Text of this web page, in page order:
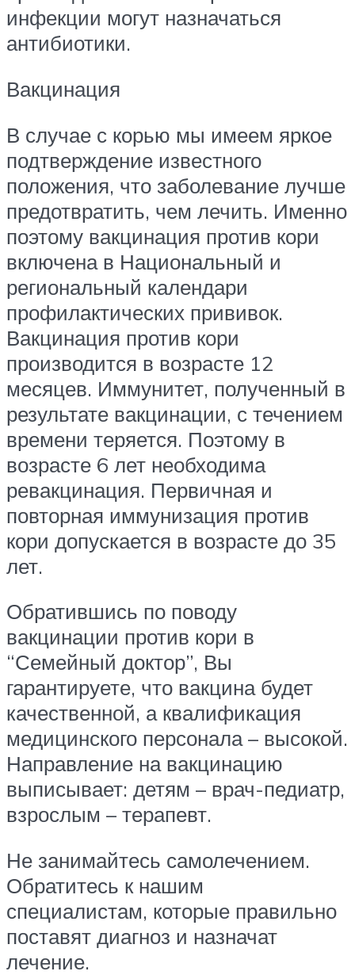
инфекции могут назначаться
антибиотики.
Вакцинация
В случае с корью мы имеем яркое
подтверждение известного
положения, что заболевание лучше
предотвратить, чем лечить. Именно
поэтому вакцинация против кори
включена в Национальный и
региональный календари
профилактических прививок.
Вакцинация против кори
производится в возрасте 12
месяцев. Иммунитет, полученный в
результате вакцинации, с течением
времени теряется. Поэтому в
возрасте 6 лет необходима
ревакцинация. Первичная и
повторная иммунизация против
кори допускается в возрасте до 35
лет.
Обратившись по поводу
вакцинации против кори в
“Семейный доктор”, Вы
гарантируете, что вакцина будет
качественной, а квалификация
медицинского персонала – высокой.
Направление на вакцинацию
выписывает: детям – врач-педиатр,
взрослым – терапевт.
Не занимайтесь самолечением.
Обратитесь к нашим
специалистам, которые правильно
поставят диагноз и назначат
лечение.